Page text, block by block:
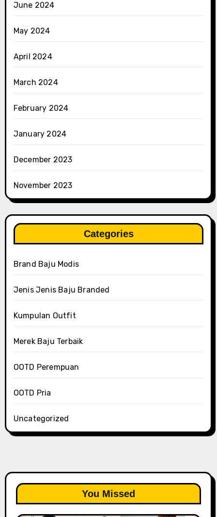
June 2024
May 2024
April 2024
March 2024
February 2024
January 2024
December 2023
November 2023
Categories
Brand Baju Modis
Jenis Jenis Baju Branded
Kumpulan Outfit
Merek Baju Terbaik
OOTD Perempuan
OOTD Pria
Uncategorized
You Missed